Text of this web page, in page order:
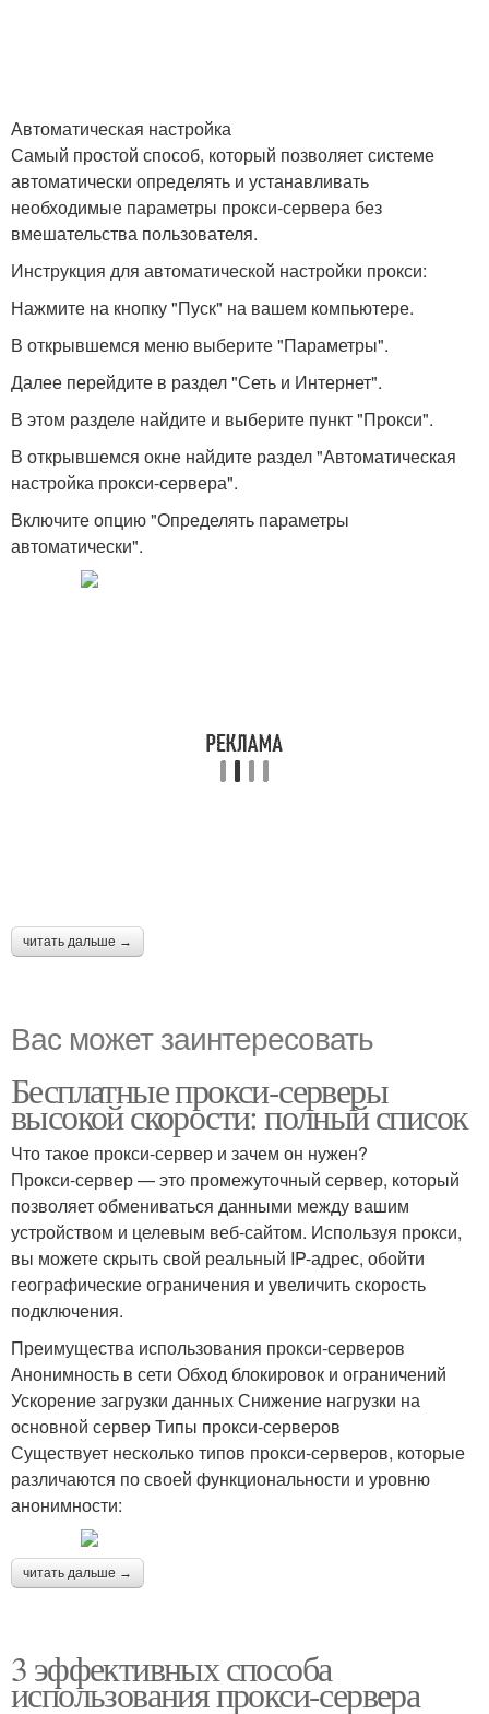
Автоматическая настройка
Самый простой способ, который позволяет системе
автоматически определять и устанавливать
необходимые параметры прокси-сервера без
вмешательства пользователя.
Инструкция для автоматической настройки прокси:
Нажмите на кнопку "Пуск" на вашем компьютере.
В открывшемся меню выберите "Параметры".
Далее перейдите в раздел "Сеть и Интернет".
В этом разделе найдите и выберите пункт "Прокси".
В открывшемся окне найдите раздел "Автоматическая
настройка прокси-сервера".
Включите опцию "Определять параметры
автоматически".
читать дальше →
Вас может заинтересовать
Бесплатные прокси-серверы
высокой скорости: полный список
Что такое прокси-сервер и зачем он нужен?
Прокси-сервер — это промежуточный сервер, который
позволяет обмениваться данными между вашим
устройством и целевым веб-сайтом. Используя прокси,
вы можете скрыть свой реальный IP-адрес, обойти
географические ограничения и увеличить скорость
подключения.
Преимущества использования прокси-серверов
Анонимность в сети Обход блокировок и ограничений
Ускорение загрузки данных Снижение нагрузки на
основной сервер Типы прокси-серверов
Существует несколько типов прокси-серверов, которые
различаются по своей функциональности и уровню
анонимности:
читать дальше →
3 эффективных способа
использования прокси-сервера